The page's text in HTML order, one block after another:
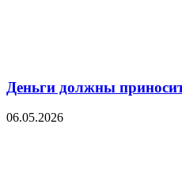
Деньги должны
06.05.2026